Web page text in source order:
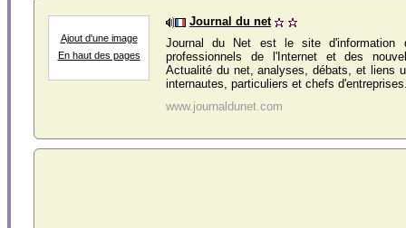
Ajout d'une image
En haut des pages
Journal du net
Journal du Net est le site d'information
professionnels de l'Internet et des
Actualité du net, analyses, débats, et liens
internautes, particuliers et chefs
www.journaldunet.com